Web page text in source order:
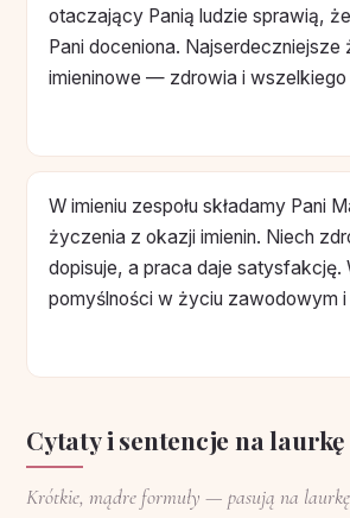
otaczający Panią ludzie sprawią,
Pani doceniona. Najserdeczniejsze
imieninowe — zdrowia i wszelkiego
W imieniu zespołu składamy Pani
życzenia z okazji imienin. Niech
dopisuje, a praca daje satysfakcję.
pomyślności w życiu zawodowym i
Cytaty i sentencje na
Krótkie, mądre formuły — pasują na